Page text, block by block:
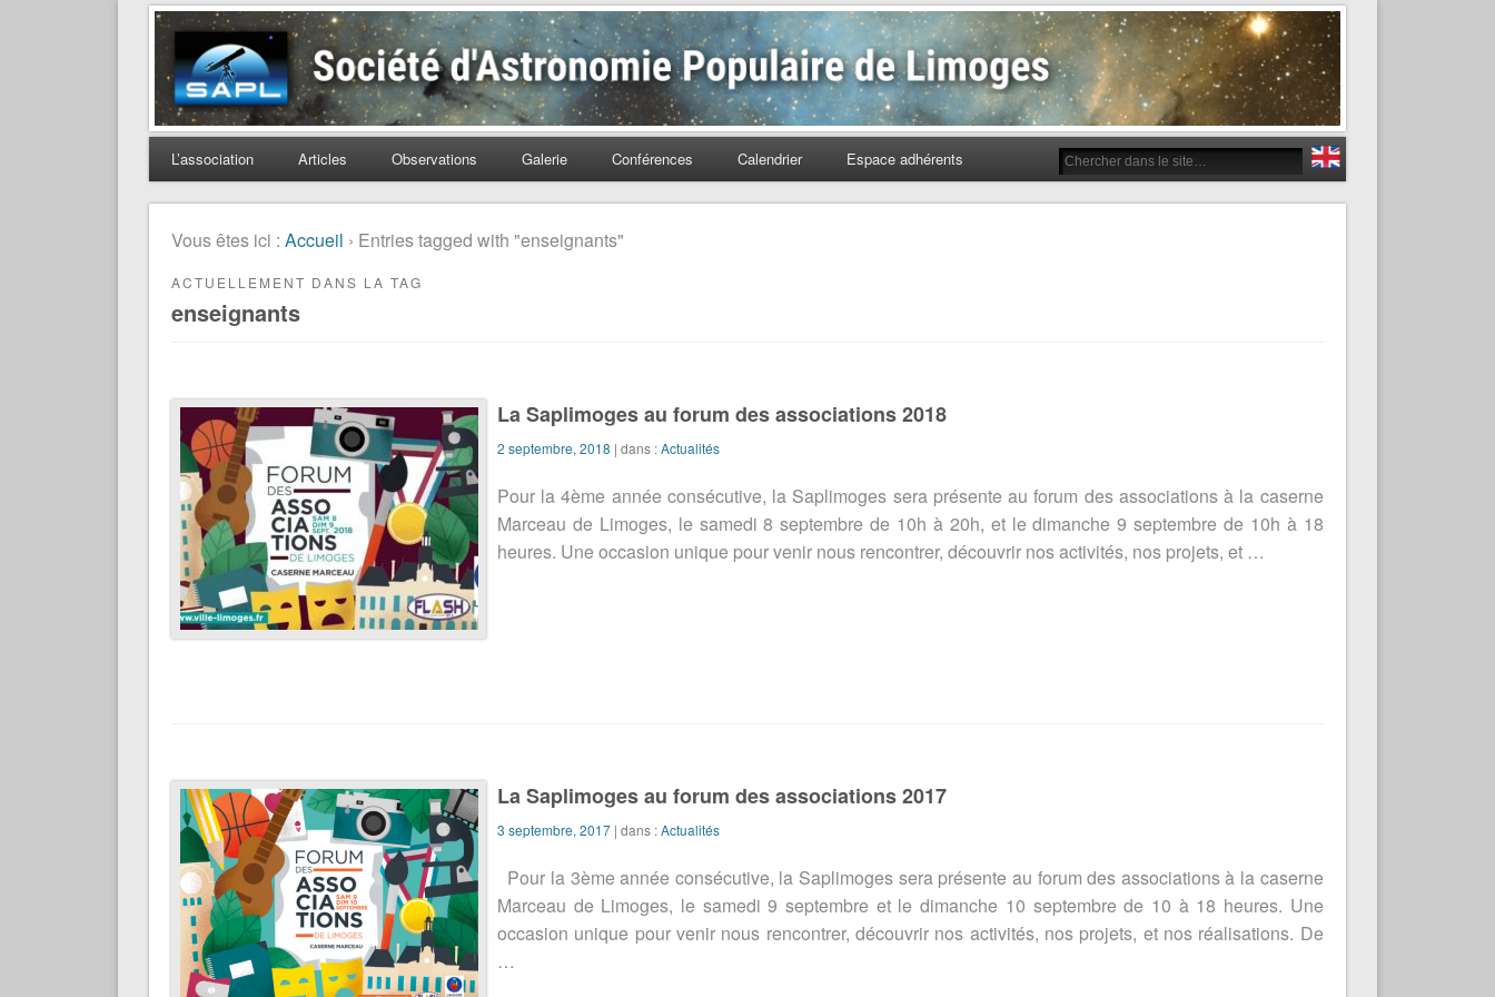
Société d'Astronomie Populaire de Limoges
L’association Articles Observations Galerie Conférences Calendrier Espace adhérents
Vous êtes ici : Accueil › Entries tagged with "enseignants"
ACTUELLEMENT DANS LA TAG
enseignants
La Saplimoges au forum des associations 2018
2 septembre, 2018 | dans :Actualités
Pour la 4ème année consécutive, la Saplimoges sera présente au forum des associations à la caserne
Marceau de Limoges, le samedi 8 septembre de 10h à 20h, et le dimanche 9 septembre de 10h à 18
heures. Une occasion unique pour venir nous rencontrer, découvrir nos activités, nos projets, et …
La Saplimoges au forum des associations 2017
3 septembre, 2017| dans :Actualités
Pour la 3ème année consécutive, la Saplimoges sera présente au forum des associations à la caserne
Marceau de Limoges, le samedi 9 septembre et le dimanche 10 septembre de 10 à 18 heures. Une
occasion unique pour venir nous rencontrer, découvrir nos activités, nos projets, et nos réalisations. De
…